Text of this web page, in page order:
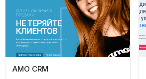
АМО СRМ